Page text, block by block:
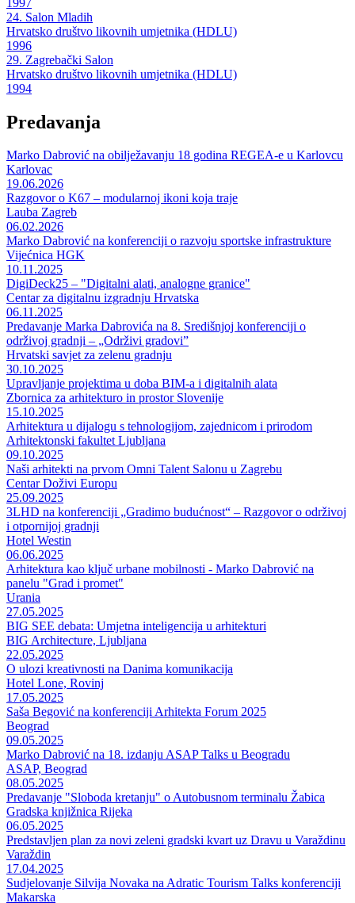
24. Salon Mladih
Hrvatsko društvo likovnih umjetnika (HDLU)
1996
29. Zagrebački Salon
Hrvatsko društvo likovnih umjetnika (HDLU)
1994
Predavanja
Marko Dabrović na obilježavanju 18 godina REGEA-e u Karlovcu
Karlovac
19.06.2026
Razgovor o K67 – modularnoj ikoni koja traje
Lauba Zagreb
06.02.2026
Marko Dabrović na konferenciji o razvoju sportske infrastrukture
Vijećnica HGK
10.11.2025
DigiDeck25 – "Digitalni alati, analogne granice"
Centar za digitalnu izgradnju Hrvatska
06.11.2025
Predavanje Marka Dabrovića na 8. Središnjoj konferenciji o
održivoj gradnji – „Održivi gradovi”
Hrvatski savjet za zelenu gradnju
30.10.2025
Upravljanje projektima u doba BIM-a i digitalnih alata
Zbornica za arhitekturo in prostor Slovenije
15.10.2025
Arhitektura u dijalogu s tehnologijom, zajednicom i prirodom
Arhitektonski fakultet Ljubljana
09.10.2025
Naši arhitekti na prvom Omni Talent Salonu u Zagrebu
Centar Doživi Europu
25.09.2025
3LHD na konferenciji „Gradimo budućnost“ – Razgovor o održivoj
i otpornijoj gradnji
Hotel Westin
06.06.2025
Arhitektura kao ključ urbane mobilnosti - Marko Dabrović na
panelu "Grad i promet"
Urania
27.05.2025
BIG SEE debata: Umjetna inteligencija u arhitekturi
BIG Architecture, Ljubljana
22.05.2025
O ulozi kreativnosti na Danima komunikacija
Hotel Lone, Rovinj
17.05.2025
Saša Begović na konferenciji Arhitekta Forum 2025
Beograd
09.05.2025
Marko Dabrović na 18. izdanju ASAP Talks u Beogradu
ASAP, Beograd
08.05.2025
Predavanje "Sloboda kretanju" o Autobusnom terminalu Žabica
Gradska knjižnica Rijeka
06.05.2025
Predstavljen plan za novi zeleni gradski kvart uz Dravu u Varaždinu
Varaždin
17.04.2025
Sudjelovanje Silvija Novaka na Adratic Tourism Talks konferenciji
Makarska